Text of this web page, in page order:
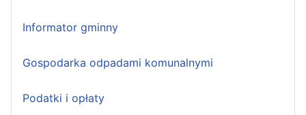
Informator gminny
Gospodarka odpadami komunalnymi
Podatki i opłaty